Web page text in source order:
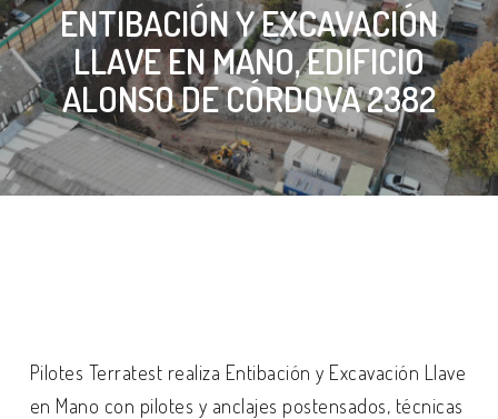
ENTIBACIÓN Y EXCAVACIÓN
LLAVE EN MANO, EDIFICIO
ALONSO DE CÓRDOVA 2382
Pilotes Terratest realiza Entibación y Excavación Llave
en Mano con pilotes y anclajes postensados, técnicas